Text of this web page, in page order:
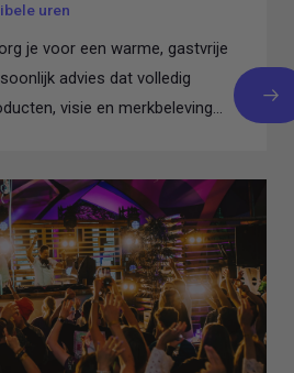
uren
je voor een warme, gastvrije
advies dat volledig
visie en merkbeleving...